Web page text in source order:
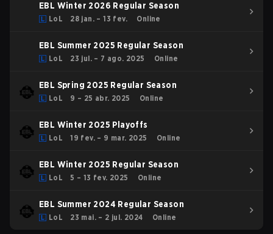
EBL Winter 2026 Regular Season
LoL 28 jan. – 13 fev. Online
EBL Summer 2025 Regular Season
LoL 23 jul. – 7 ago. 2025 Online
EBL Spring 2025 Regular Season
LoL 9 – 25 abr. 2025 Online
EBL Winter 2025 Playoffs
LoL 19 fev. – 9 mar. 2025 Online
EBL Winter 2025 Regular Season
LoL 5 – 13 fev. 2025 Online
EBL Summer 2024 Regular Season
LoL 23 mai. – 2 jul. 2024 Online